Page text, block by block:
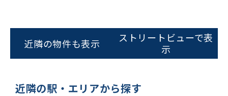
スムーズにご案内できます
0120-620-213
近隣の物件も表示
ストリートビューで表
示
近隣の駅・エリアから探す